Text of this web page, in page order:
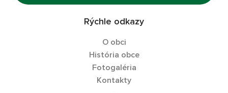
Rýchle odkazy
O obci
História obce
Fotogaléria
Kontakty